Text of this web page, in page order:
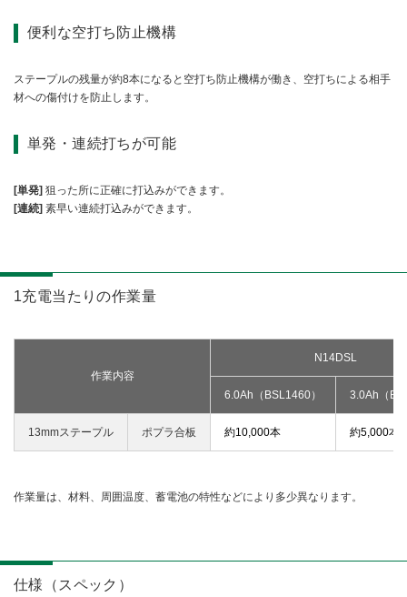
便利な空打ち防止機構
ステープルの残量が約8本になると空打ち防止機構が働き、空打ちによる相手
材への傷付けを防止します。
単発・連続打ちが可能
[単発] 狙った所に正確に打込みができます。
[連続] 素早い連続打込みができます。
1充電当たりの作業量
作業内容
N14DSL
6.0Ah（BSL1460） 3.0Ah（
13mmステープル ポプラ合板 約10,000本 約5,000本
作業量は、材料、周囲温度、蓄電池の特性などにより多少異なります。
仕様（スペック）